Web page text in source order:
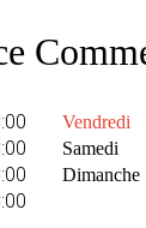
Vendredi
Samedi
Dimanche